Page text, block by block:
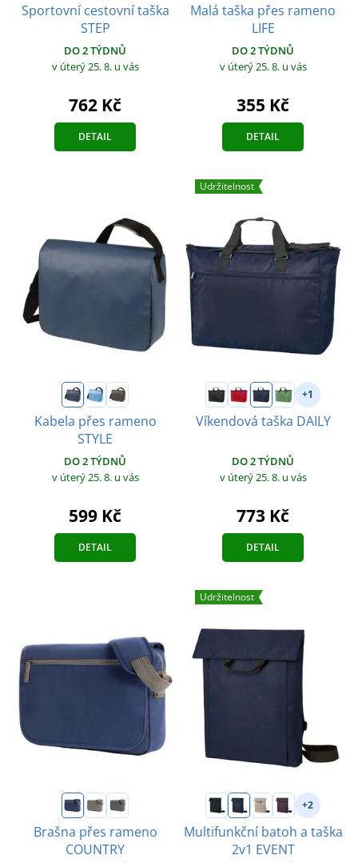
Sportovní cestovní taška
STEP
DO 2 TÝDNŮ
v úterý 25. 8. u vás
762 Kč
DETAIL
Malá taška přes rameno
LIFE
DO 2 TÝDNŮ
v úterý 25. 8. u vás
355 Kč
DETAIL
Kabela přes rameno
STYLE
DO 2 TÝDNŮ
v úterý 25. 8. u vás
599 Kč
DETAIL
Udržitelnost
+1
Víkendová taška DAILY
DO 2 TÝDNŮ
v úterý 25. 8. u vás
773 Kč
DETAIL
Brašna přes rameno
COUNTRY
Udržitelnost
+2
Multifunkční batoh a taška
2v1 EVENT